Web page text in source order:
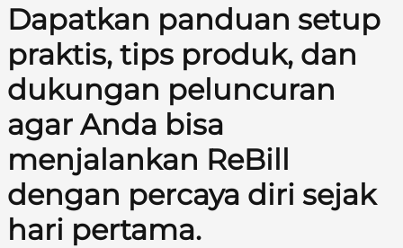
Dapatkan panduan setup
praktis, tips produk, dan
dukungan peluncuran
agar Anda bisa
menjalankan ReBill
dengan percaya diri sejak
hari pertama.